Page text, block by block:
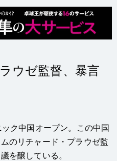
ウゼ監督、暴言
ク中国オープン。この中国
のリチャード・プラウゼ監
を醸している。